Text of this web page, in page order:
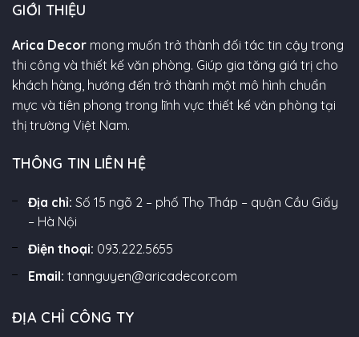
GIỚI THIỆU
Arica Decor mong muốn trở thành đối tác tin cậy trong
thi công và thiết kế văn phòng. Giúp gia tăng giá trị cho
khách hàng, hướng đến trở thành một mô hình chuẩn
mực và tiên phong trong lĩnh vực thiết kế văn phòng tại
thị trường Việt Nam.
THÔNG TIN LIÊN HỆ
Địa chỉ: Số 15 ngõ 2 – phố Thọ Tháp – quận Cầu Giấy
– Hà Nội
Điện thoại: 093.222.5655
Email: tannguyen@aricadecor.com
ĐỊA CHỈ CÔNG TY